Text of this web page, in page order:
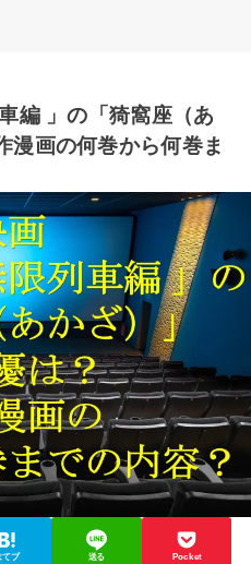
編 」の「猗窩座（あ
漫画の何巻から何巻ま
てブ 送る Pocket